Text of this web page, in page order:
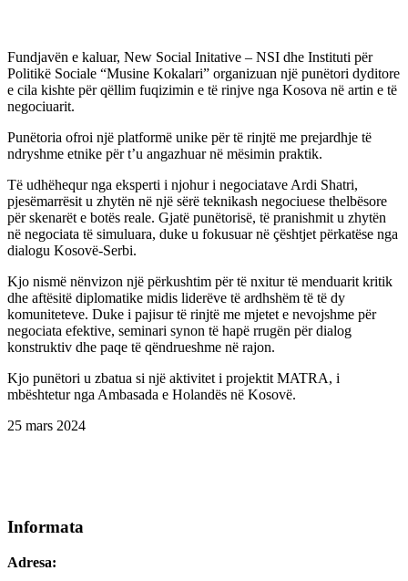
Fundjavën e kaluar, New Social Initative – NSI dhe Instituti për
Politikë Sociale “Musine Kokalari” organizuan një punëtori dyditore
e cila kishte për qëllim fuqizimin e të rinjve nga Kosova në artin e të
negociuarit.
Punëtoria ofroi një platformë unike për të rinjtë me prejardhje të
ndryshme etnike për t’u angazhuar në mësimin praktik.
Të udhëhequr nga eksperti i njohur i negociatave Ardi Shatri,
pjesëmarrësit u zhytën në një sërë teknikash negociuese thelbësore
për skenarët e botës reale. Gjatë punëtorisë, të pranishmit u zhytën
në negociata të simuluara, duke u fokusuar në çështjet përkatëse nga
dialogu Kosovë-Serbi.
Kjo nismë nënvizon një përkushtim për të nxitur të menduarit kritik
dhe aftësitë diplomatike midis liderëve të ardhshëm të të dy
komuniteteve. Duke i pajisur të rinjtë me mjetet e nevojshme për
negociata efektive, seminari synon të hapë rrugën për dialog
konstruktiv dhe paqe të qëndrueshme në rajon.
Kjo punëtori u zbatua si një aktivitet i projektit MATRA, i
mbështetur nga Ambasada e Holandës në Kosovë.
25 mars 2024
Informata
Adresa: